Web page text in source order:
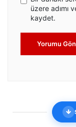
üzere adımı
kaydet.
Yorumu